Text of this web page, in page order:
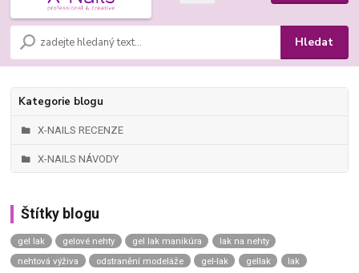
Hledat
Kategorie blogu
X-NAILS RECENZE
X-NAILS NÁVODY
Štítky blogu
gel lak gelové nehty gel lak manikúra
lak na nehty
nehtová výživa
odstranění modeláže gel-lak gellak
lak